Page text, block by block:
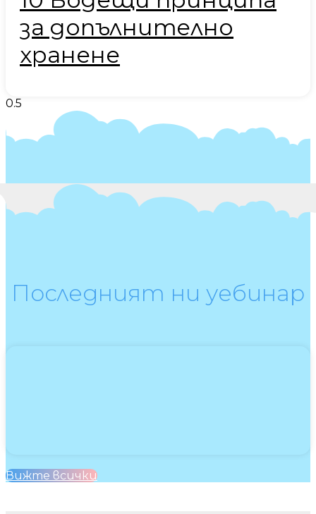
за допълнително
хранене
Последният ни уебинар
Вижте всички